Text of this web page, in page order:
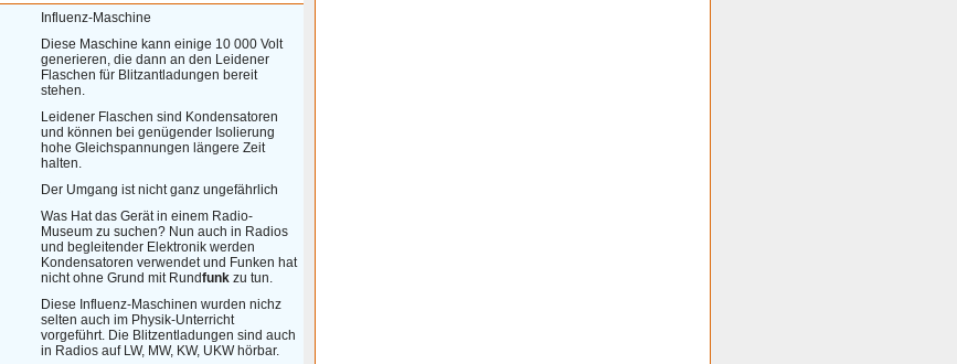
Influenz-Maschine
Diese Maschine kann einige 10 000 Volt
generieren, die dann an den Leidener
Flaschen für Blitzantladungen bereit
stehen.
Leidener Flaschen sind Kondensatoren
und können bei genügender Isolierung
hohe Gleichspannungen längere Zeit
halten.
Der Umgang ist nicht ganz ungefährlich
Was Hat das Gerät in einem Radio-
Museum zu suchen? Nun auch in Radios
und begleitender Elektronik werden
Kondensatoren verwendet und Funken hat
nicht ohne Grund mit Rundfunk zu tun.
Diese Influenz-Maschinen wurden nichz
selten auch im Physik-Unterricht
vorgeführt. Die Blitzentladungen sind auch
in Radios auf LW, MW, KW, UKW hörbar.